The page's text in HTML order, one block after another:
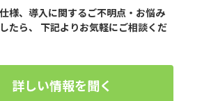
様、導入に関するご不明点・お悩み
たら、 下記よりお気軽にご相談くだ
詳しい情報を聞く